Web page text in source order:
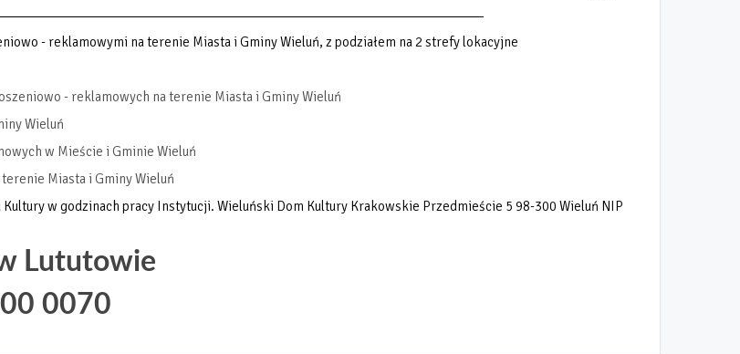
- reklamowymi na terenie Miasta i Gminy Wieluń, z podziałem na 2 strefy lokacyjne
- reklamowych na terenie Miasta i Gminy Wieluń
Wieluń
w Mieście i Gminie Wieluń
Miasta i Gminy Wieluń
w godzinach pracy Instytucji. Wieluński Dom Kultury Krakowskie Przedmieście 5 98-300 Wieluń NIP
Lututowie
0070